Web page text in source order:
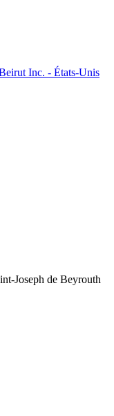
Inc. - États-Unis
Joseph de Beyrouth